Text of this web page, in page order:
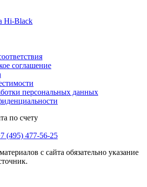
Hi-Black
соглашение
персональных данных
(495) 477-56-25
с сайта обязательно указание